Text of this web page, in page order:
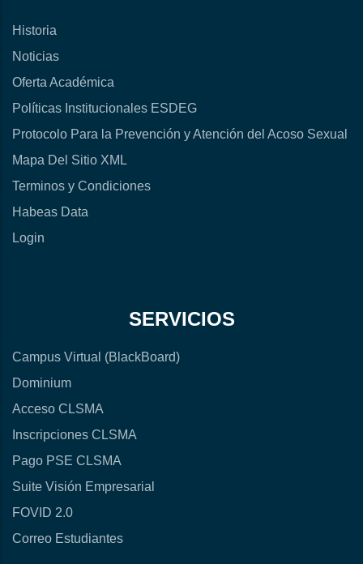
Historia
Noticias
Oferta Académica
Políticas Institucionales ESDEG
Protocolo Para la Prevención y Atención del Acoso Sexual
Mapa Del Sitio XML
Terminos y Condiciones
Habeas Data
Login
SERVICIOS
Campus Virtual (BlackBoard)
Dominium
Acceso CLSMA
Inscripciones CLSMA
Pago PSE CLSMA
Suite Visión Empresarial
FOVID 2.0
Correo Estudiantes